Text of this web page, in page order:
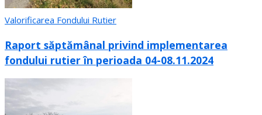
Valorificarea Fondului Rutier
Raport săptămânal privind implementarea
fondului rutier în perioada 04-08.11.2024